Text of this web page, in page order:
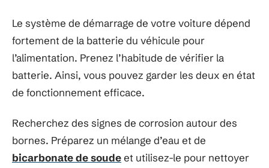
Le système de démarrage de votre voiture dépend
fortement de la batterie du véhicule pour
l’alimentation. Prenez l’habitude de vérifier la
batterie. Ainsi, vous pouvez garder les deux en état
de fonctionnement efficace.
Recherchez des signes de corrosion autour des
bornes. Préparez un mélange d’eau et de
bicarbonate de soudeet utilisez-le pour nettoyer